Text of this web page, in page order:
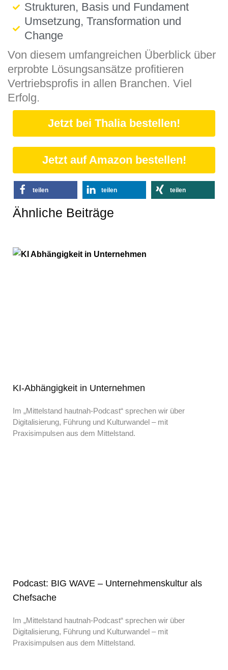
Strukturen, Basis und Fundament
Umsetzung, Transformation und
Change
Von diesem umfangreichen Überblick über
erprobte Lösungsansätze profitieren
Vertriebsprofis in allen Branchen. Viel
Erfolg.
Jetzt bei Thalia bestellen!
Jetzt auf Amazon bestellen!
teilen teilen teilen
Ähnliche Beiträge
KI-Abhängigkeit in Unternehmen
Im „Mittelstand hautnah-Podcast“ sprechen wir über
Digitalisierung, Führung und Kulturwandel – mit
Praxisimpulsen aus dem Mittelstand.
Podcast: BIG WAVE – Unternehmenskultur als
Chefsache
Im „Mittelstand hautnah-Podcast“ sprechen wir über
Digitalisierung, Führung und Kulturwandel – mit
Praxisimpulsen aus dem Mittelstand.